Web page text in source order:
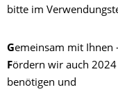
bitte im
Gemeinsam mit Ihnen
Fördern wir auch
benötigen und